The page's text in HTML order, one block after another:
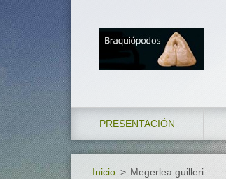
PRESENTACIÓN
Inicio > Megerlea guilleri